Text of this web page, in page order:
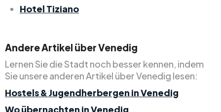
Hotel Tiziano
Andere Artikel über Venedig
Lernen Sie die Stadt noch besser kennen, indem
Sie unsere anderen Artikel über Venedig lesen:
Hostels & Jugendherbergen in Venedig
Wo übernachten in Venedig